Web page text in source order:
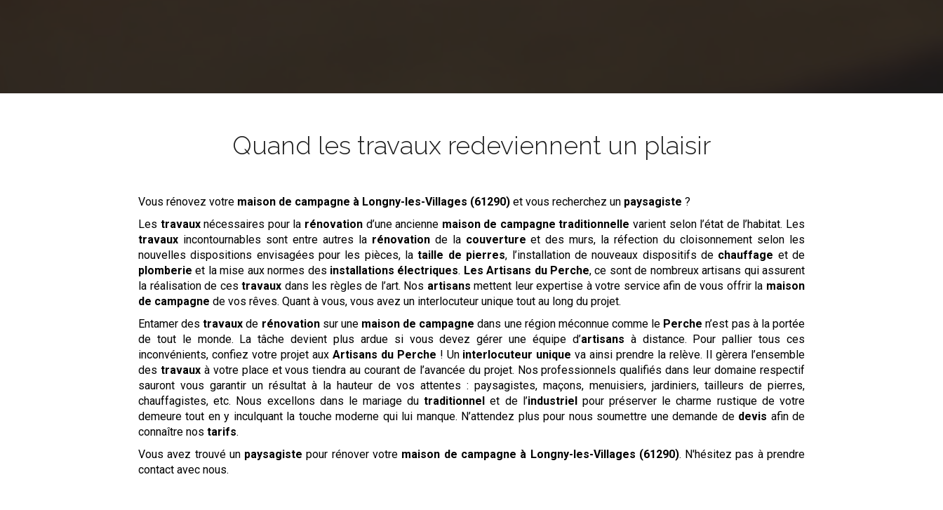
Quand les travaux redeviennent un plaisir
Vous rénovez votre maison de campagne à Longny-les-Villages (61290) et vous recherchez un paysagiste ?
Les travauxnécessaires pour la rénovationd’une ancienne maison de campagne traditionnelle varient selon l’état de l’habitat. Les
travaux incontournables sont entre autres la rénovationde la couverture et des murs, la réfection du cloisonnement selon les
nouvelles dispositions envisagées pour les pièces, lataille de pierres, l’installation de nouveaux dispositifs de chauffage et de
plomberie et la mise aux normes des installations électriques. Les Artisans du Perche, ce sont de nombreux artisans qui assurent
la réalisation de cestravaux dans les règles de l’art. Nos artisans mettent leur expertise à votre service afin de vous offrir la maison
de campagne de vos rêves. Quant à vous, vous avez un interlocuteur unique tout au long du projet.
Entamer destravaux de rénovationsur une maison de campagne dans une région méconnue comme le Perche n’est pas à la portée
de tout le monde. La tâche devient plus ardue si vous devez gérer une équipe d’artisans à distance. Pour pallier tous ces
inconvénients, confiez votre projet aux Artisans du Perche ! Un interlocuteur unique va ainsi prendre la relève. Il gèrera l’ensemble
des travauxà votre place et vous tiendra au courant de l’avancée du projet. Nos professionnels qualifiés dans leur domaine respectif
sauront vous garantir un résultat à la hauteur de vos attentes : paysagistes, maçons, menuisiers, jardiniers, tailleurs de pierres,
chauffagistes, etc. Nous excellons dans le mariage dutraditionnel et de l’industriel
pour préserver le charme rustique de votre
demeure tout en y inculquant la touche moderne qui lui manque. N’attendez plus pour nous soumettre une demande de devis afin de
connaître nostarifs.
Vous avez trouvé un paysagiste pour rénover votre maison de campagne à Longny-les-Villages (61290). N'hésitez pas à prendre
contact avec nous.